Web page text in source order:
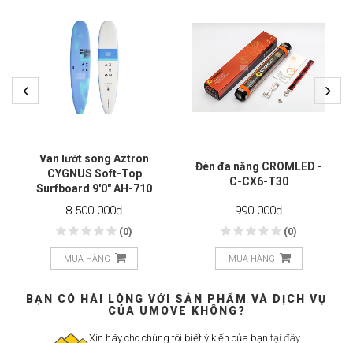
Ván lướt sóng Aztron
CYGNUS Soft-Top
Surfboard 9'0" AH-710
8.500.000đ
(0)
MUA HÀNG
Đèn đa năng CROMLED -
C-CX6-T30
990.000đ
(0)
MUA HÀNG
BẠN CÓ HÀI LÒNG VỚI SẢN PHẨM VÀ DỊCH VỤ
CỦA UMOVE KHÔNG?
Xin hãy cho chúng tôi biết ý kiến của bạn tại đây